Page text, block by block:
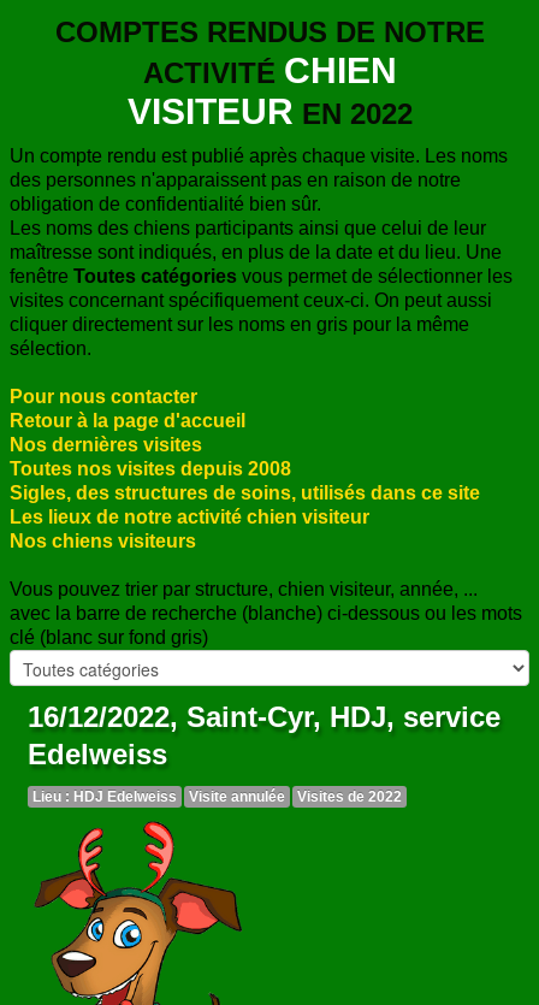
COMPTES RENDUS DE NOTRE
ACTIVITÉ CHIEN
VISITEUR EN 2022
Un compte rendu est publié après chaque visite. Les noms
des personnes n'apparaissent pas en raison de notre
obligation de confidentialité bien sûr.
Les noms des chiens participants ainsi que celui de leur
maîtresse sont indiqués, en plus de la date et du lieu. Une
fenêtre Toutes catégories vous permet de sélectionner les
visites concernant spécifiquement ceux-ci. On peut aussi
cliquer directement sur les noms en gris pour la même
sélection.
Pour nous contacter
Retour à la page d'accueil
Nos dernières visites
Toutes nos visites depuis 2008
Sigles, des structures de soins, utilisés dans ce site
Les lieux de notre activité chien visiteur
Nos chiens visiteurs
Vous pouvez trier par structure, chien visiteur, année, ...
avec la barre de recherche (blanche) ci-dessous ou les mots
clé (blanc sur fond gris)
16/12/2022, Saint-Cyr, HDJ, service
Edelweiss
Lieu : HDJ Edelweiss Visite annulée Visites de 2022